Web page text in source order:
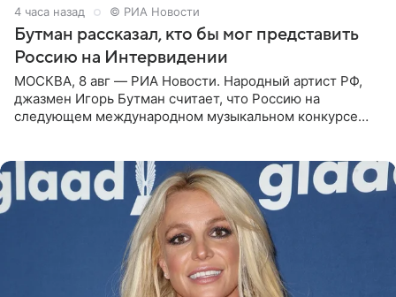
4 часа назад © РИА Новости
Бутман рассказал, кто бы мог представить
Россию на Интервидении
МОСКВА, 8 авг — РИА Новости. Народный артист РФ,
джазмен Игорь Бутман считает, что Россию на
следующем международном музыкальном конкурсе